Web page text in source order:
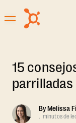
15
parrilladas
ByMelissa
. minutos de